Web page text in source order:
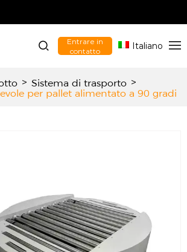
Entrare in
contatto
Italiano
> Sistema di trasporto >
per pallet alimentato a 90 gradi